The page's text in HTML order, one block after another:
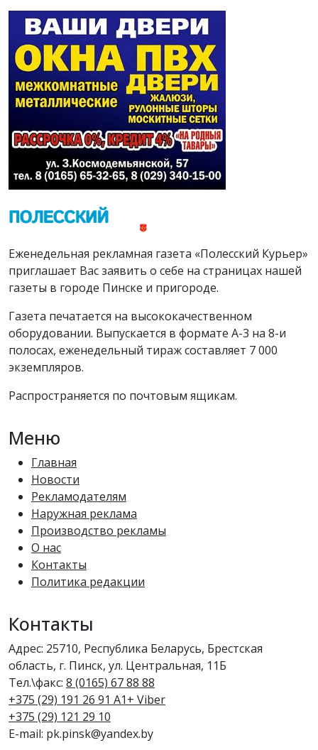
Еженедельная рекламная газета «Полесский Курьер»
приглашает Вас заявить о себе на страницах нашей
газеты в городе Пинске и пригороде.
Газета печатается на высококачественном
оборудовании. Выпускается в формате А-3 на 8-и
полосах, еженедельный тираж составляет 7 000
экземпляров.
Распространяется по почтовым ящикам.
Меню
Главная
Новости
Рекламодателям
Наружная реклама
Производство рекламы
О нас
Контакты
Политика редакции
Контакты
Адрес: 25710, Республика Беларусь, Брестская
область, г. Пинск, ул. Центральная, 11Б
Тел.\факс: 8 (0165) 67 88 88
+375 (29) 191 26 91 A1+ Viber
+375 (29) 121 29 10
E-mail: pk.pinsk@yandex.by